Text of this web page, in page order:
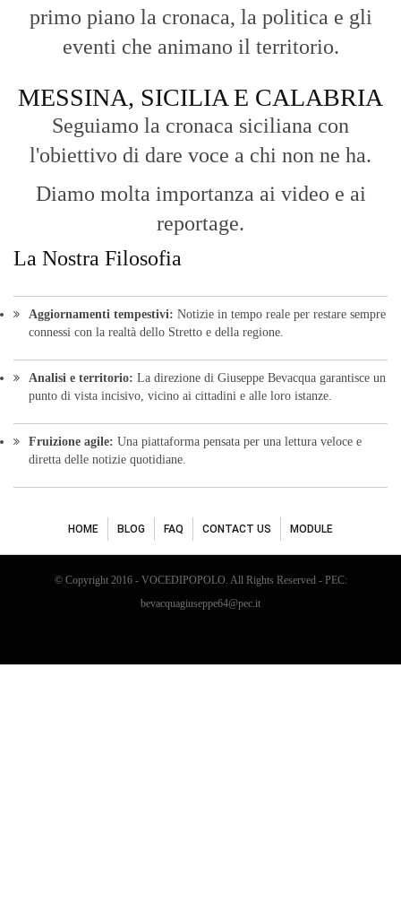
primo piano la cronaca, la politica e gli
eventi che animano il territorio.
MESSINA, SICILIA E CALABRIA
Seguiamo la cronaca siciliana con
l'obiettivo di dare voce a chi non ne ha.
Diamo molta importanza ai video e ai
reportage.
La Nostra Filosofia
Aggiornamenti tempestivi: Notizie in tempo reale per restare sempre
connessi con la realtà dello Stretto e della regione.
Analisi e territorio: La direzione di Giuseppe Bevacqua garantisce un
punto di vista incisivo, vicino ai cittadini e alle loro istanze.
Fruizione agile: Una piattaforma pensata per una lettura veloce e
diretta delle notizie quotidiane.
HOME BLOG FAQ CONTACT US MODULE
© Copyright 2016 - VOCEDIPOPOLO. All Rights Reserved - PEC:
bevacquagiuseppe64@pec.it